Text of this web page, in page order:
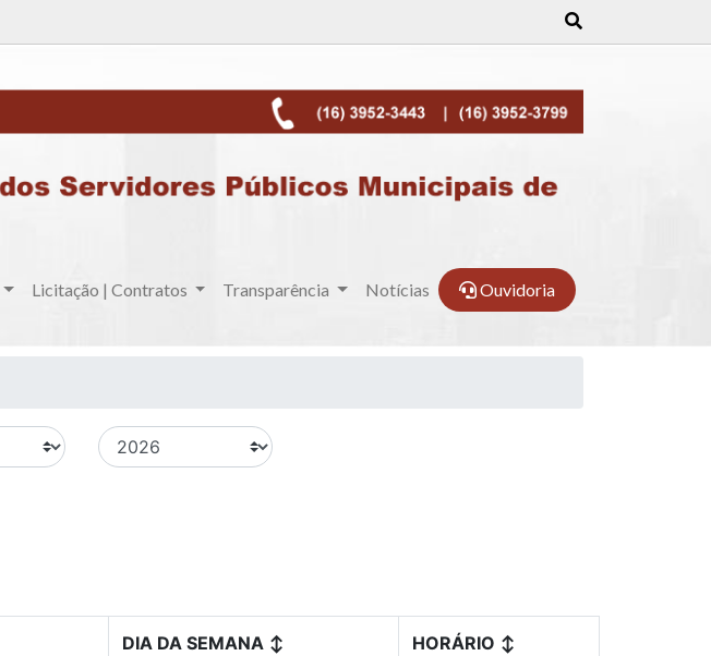
Licitação | Contratos Transparência Notícias Ouvidoria
DIA DA SEMANA ↕ HORÁRIO ↕